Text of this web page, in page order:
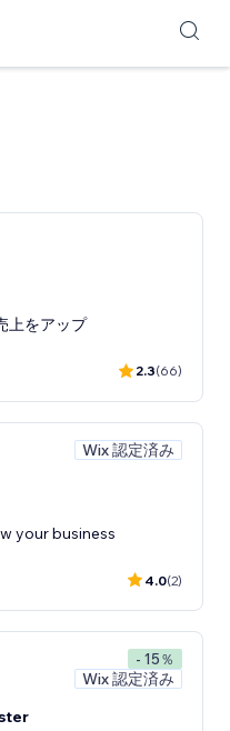
上をアップ
2.3(66)
Wix 認定済み
your business
4.0(2)
- 15％
Wix 認定済み